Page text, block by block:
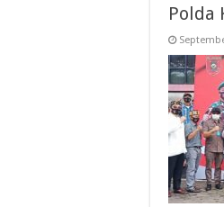
Polda